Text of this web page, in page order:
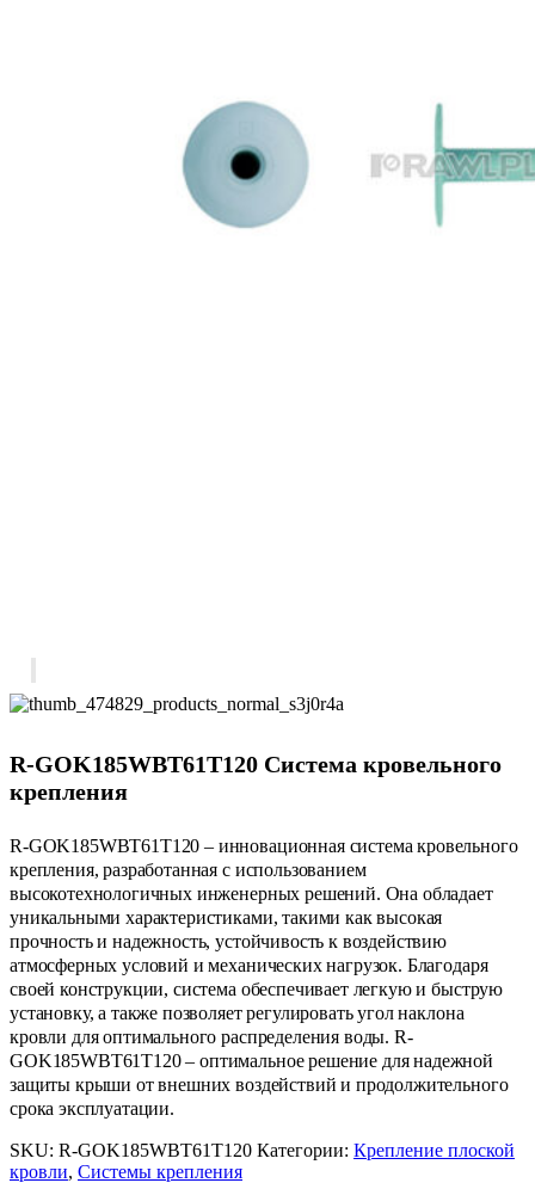
R-GOK185WBT61T120 Система кровельного
крепления
R-GOK185WBT61T120 – инновационная система кровельного
крепления, разработанная с использованием
высокотехнологичных инженерных решений. Она обладает
уникальными характеристиками, такими как высокая
прочность и надежность, устойчивость к воздействию
атмосферных условий и механических нагрузок. Благодаря
своей конструкции, система обеспечивает легкую и быструю
установку, а также позволяет регулировать угол наклона
кровли для оптимального распределения воды. R-
GOK185WBT61T120 – оптимальное решение для надежной
защиты крыши от внешних воздействий и продолжительного
срока эксплуатации.
SKU: R-GOK185WBT61T120 Категории: Крепление плоской
кровли, Системы крепления